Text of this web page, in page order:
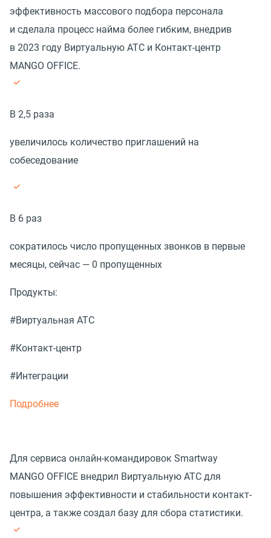
эффективность массового подбора персонала
и сделала процесс найма более гибким, внедрив
в 2023 году Виртуальную АТС и Контакт-центр
MANGO OFFICE.
В 2,5 раза
увеличилось количество приглашений на
собеседование
В 6 раз
сократилось число пропущенных звонков в первые
месяцы, сейчас — 0 пропущенных
Продукты:
#Виртуальная АТС
#Контакт-центр
#Интеграции
Подробнее
Для сервиса онлайн-командировок Smartway
MANGO OFFICE внедрил Виртуальную АТС для
повышения эффективности и стабильности контакт-
центра, а также создал базу для сбора статистики.